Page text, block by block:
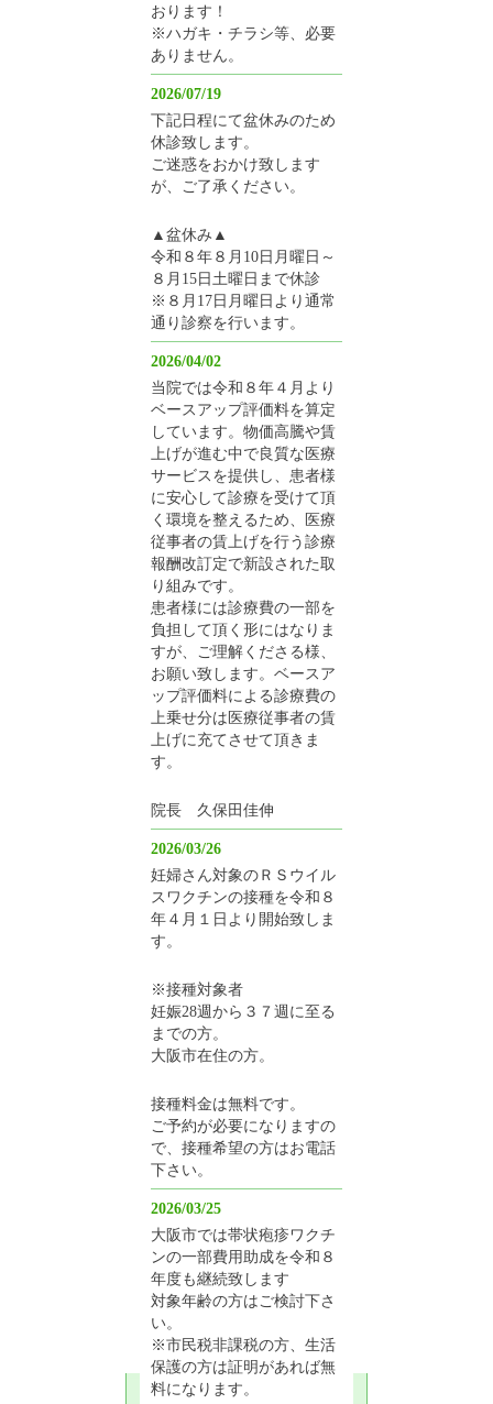
おります！
※ハガキ・チラシ等、必要
ありません。
2026/07/19
下記日程にて盆休みのため
休診致します。
ご迷惑をおかけ致します
が、ご了承ください。
▲盆休み▲
令和８年８月10日月曜日～
８月15日土曜日まで休診
※８月17日月曜日より通常
通り診察を行います。
2026/04/02
当院では令和８年４月より
ベースアップ評価料を算定
しています。物価高騰や賃
上げが進む中で良質な医療
サービスを提供し、患者様
に安心して診療を受けて頂
く環境を整えるため、医療
従事者の賃上げを行う診療
報酬改訂定で新設された取
り組みです。
患者様には診療費の一部を
負担して頂く形にはなりま
すが、ご理解くださる様、
お願い致します。ベースア
ップ評価料による診療費の
上乗せ分は医療従事者の賃
上げに充てさせて頂きま
す。
院長 久保田佳伸
2026/03/26
妊婦さん対象のＲＳウイル
スワクチンの接種を令和８
年４月１日より開始致しま
す。
※接種対象者
妊娠28週から３７週に至る
までの方。
大阪市在住の方。
接種料金は無料です。
ご予約が必要になりますの
で、接種希望の方はお電話
下さい。
2026/03/25
大阪市では帯状疱疹ワクチ
ンの一部費用助成を令和８
年度も継続致します
対象年齢の方はご検討下さ
い。
※市民税非課税の方、生活
保護の方は証明があれば無
料になります。